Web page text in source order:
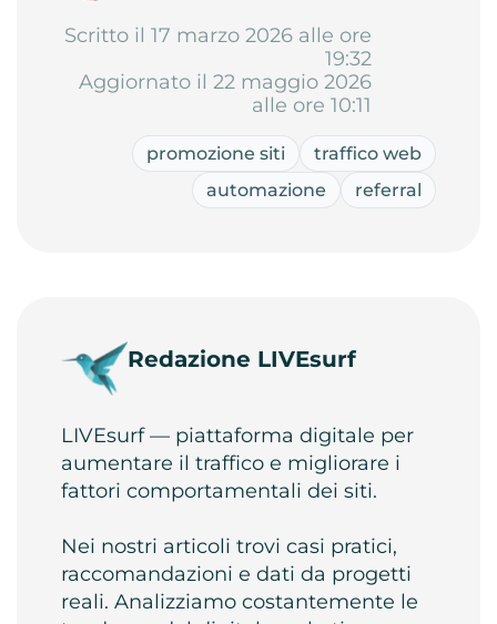
Scritto il 17 marzo 2026 alle ore
19:32
Aggiornato il 22 maggio 2026
alle ore 10:11
promozione siti
traffico web
automazione
referral
Redazione LIVEsurf
LIVEsurf — piattaforma digitale per
aumentare il traffico e migliorare i
fattori comportamentali dei siti.
Nei nostri articoli trovi casi pratici,
raccomandazioni e dati da progetti
reali. Analizziamo costantemente le